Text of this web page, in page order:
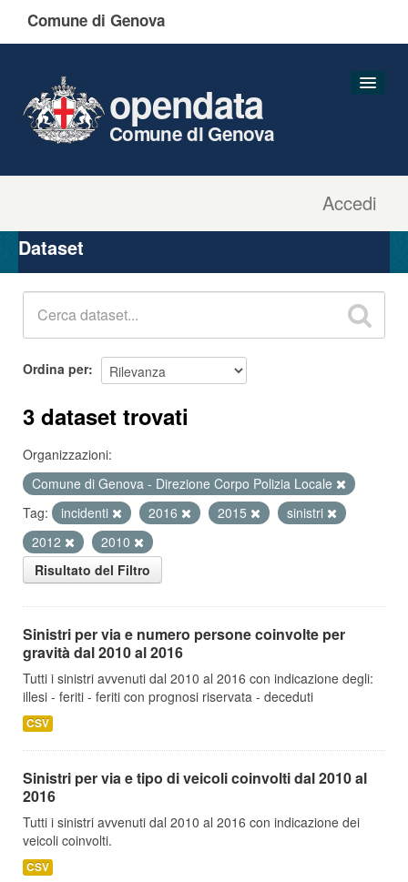
Comune di Genova
Accedi
opendata
Comune di Genova
Organizzazioni
Gruppi
Dataset
Ordina per
3 dataset trovati
Organizzazioni:
Comune di Genova - Direzione Corpo Polizia Locale
Tag:
incidenti 2016 2015
sinistri
2012
2010
Risultato del Filtro
Sinistri per via e numero persone coinvolte per
gravità dal 2010 al 2016
Tutti i sinistri avvenuti dal 2010 al 2016 con indicazione degli:
illesi - feriti - feriti con prognosi riservata - deceduti
CSV
Sinistri per via e tipo di veicoli coinvolti dal 2010 al
2016
Tutti i sinistri avvenuti dal 2010 al 2016 con indicazione dei
veicoli coinvolti.
CSV